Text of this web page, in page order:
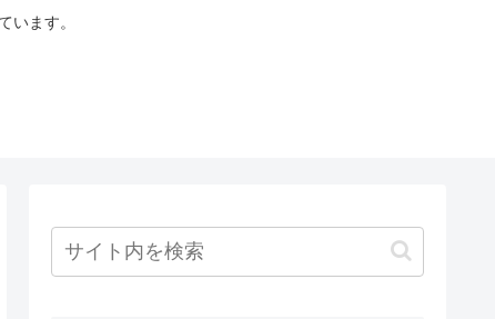
います。